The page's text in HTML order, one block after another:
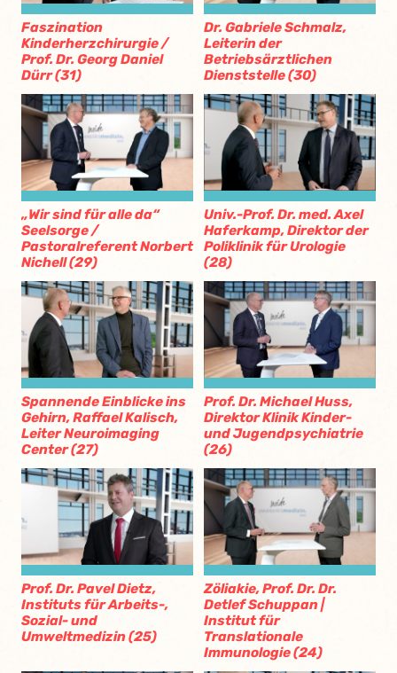
Faszination
Kinderherzchirurgie /
Prof. Dr. Georg Daniel
Dürr (31)
Dr. Gabriele Schmalz,
Leiterin der
Betriebsärztlichen
Dienststelle (30)
„Wir sind für alle da“
Seelsorge /
Pastoralreferent Norbert
Nichell (29)
Univ.-Prof. Dr. med. Axel
Haferkamp, Direktor der
Poliklinik für Urologie
(28)
Spannende Einblicke ins
Gehirn, Raffael Kalisch,
Leiter Neuroimaging
Center (27)
Prof. Dr. Michael Huss,
Direktor Klinik Kinder-
und Jugendpsychiatrie
(26)
Prof. Dr. Pavel Dietz,
Instituts für Arbeits-,
Sozial- und
Umweltmedizin (25)
Zöliakie, Prof. Dr. Dr.
Detlef Schuppan |
Institut für
Translationale
Immunologie (24)